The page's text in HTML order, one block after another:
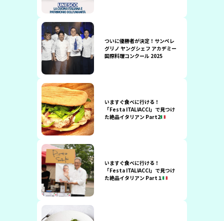
ついに優勝者が決定！サンペレ
グリノ ヤングシェフ アカデミー
国際料理コンクール 2025
いますぐ食べに行ける！
「Festa ITALIACCI」で見つけ
た絶品イタリアン Part2
いますぐ食べに行ける！
「Festa ITALIACCI」で見つけ
た絶品イタリアン Part１